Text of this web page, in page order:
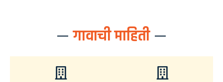
गावाची माहिती